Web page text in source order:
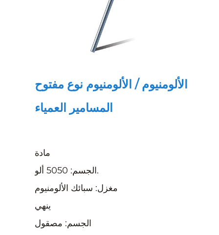
الألومنيوم / الألومنيوم نوع مفتوح
المسامير العمياء
مادة
الجسم: 5050 ألو.
مغزل: سبائك الألومنيوم
ينهي
الجسم: مصقول